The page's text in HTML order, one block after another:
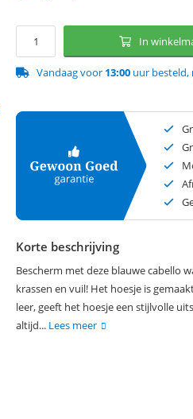
In
Vandaag voor 13:00 uur besteld,
Korte beschrijving
Bescherm met deze blauwe cabello
krassen en vuil! Het hoesje is
leer, geeft het hoesje een stijlvolle
altijd... Lees meer